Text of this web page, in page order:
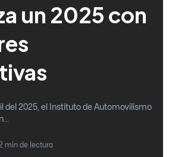
un 2025 con
del 2025, el Instituto de Automovilismo
min de lectura